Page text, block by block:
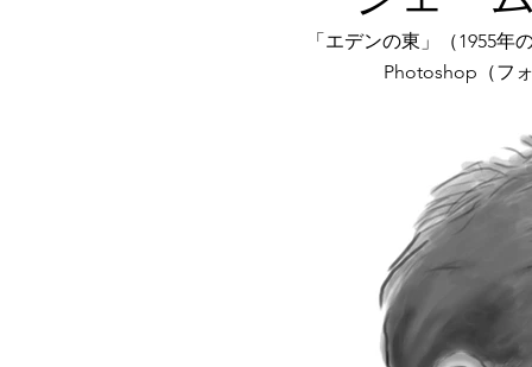
「エデンの東」（1955
Photoshop（フ